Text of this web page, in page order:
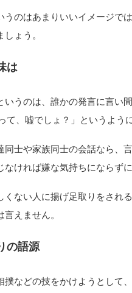
うのはあまりいいイメージで
ょう。
は
いうのは、誰かの発言に言い
て、嘘でしょ？」というよう
同士や家族同士の会話なら、
なければ嫌な気持ちにならず
くない人に揚げ足取りをされ
えません。
の語源
撲などの技をかけようとして